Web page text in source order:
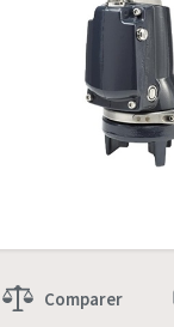
Comparer